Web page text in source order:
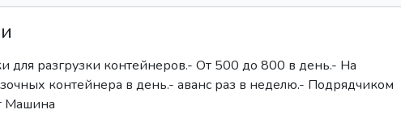
для разгрузки контейнеров.- От 500 до 800 в день.- На
контейнера в день.- аванс раз в неделю.- Подрядчиком
Машина